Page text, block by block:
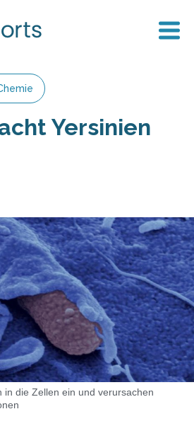
Yersinien
in die Zellen ein und verursachen